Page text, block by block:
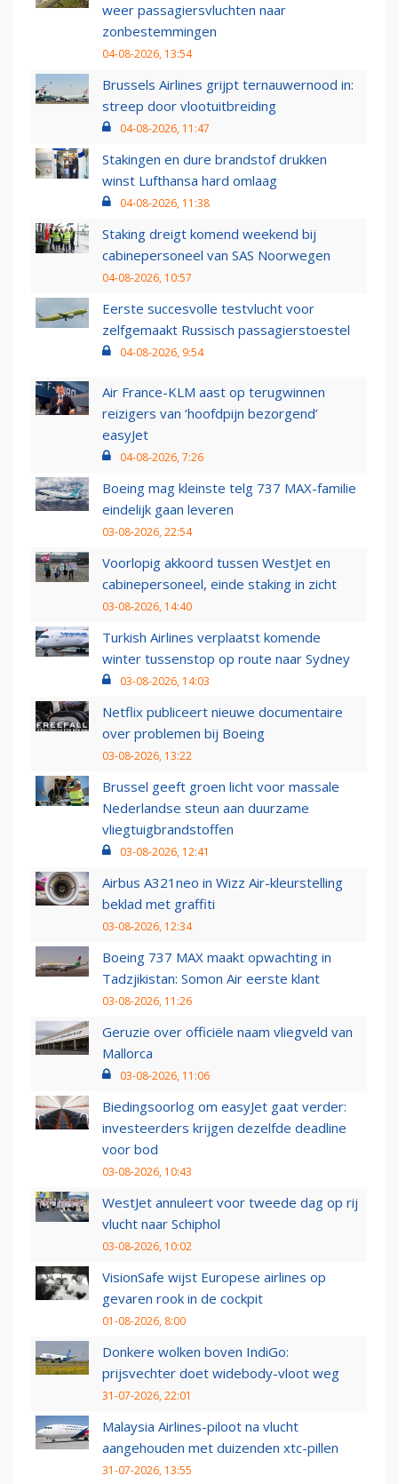
weer passagiersvluchten naar
zonbestemmingen
04-08-2026, 13:54
Brussels Airlines grijpt ternauwernood in:
streep door vlootuitbreiding
04-08-2026, 11:47
Stakingen en dure brandstof drukken
winst Lufthansa hard omlaag
04-08-2026, 11:38
Staking dreigt komend weekend bij
cabinepersoneel van SAS Noorwegen
04-08-2026, 10:57
Eerste succesvolle testvlucht voor
zelfgemaakt Russisch passagierstoestel
04-08-2026, 9:54
Air France-KLM aast op terugwinnen
reizigers van ‘hoofdpijn bezorgend’
easyJet
04-08-2026, 7:26
Boeing mag kleinste telg 737 MAX-familie
eindelijk gaan leveren
03-08-2026, 22:54
Voorlopig akkoord tussen WestJet en
cabinepersoneel, einde staking in zicht
03-08-2026, 14:40
Turkish Airlines verplaatst komende
winter tussenstop op route naar Sydney
03-08-2026, 14:03
Netflix publiceert nieuwe documentaire
over problemen bij Boeing
03-08-2026, 13:22
Brussel geeft groen licht voor massale
Nederlandse steun aan duurzame
vliegtuigbrandstoffen
03-08-2026, 12:41
Airbus A321neo in Wizz Air-kleurstelling
beklad met graffiti
03-08-2026, 12:34
Boeing 737 MAX maakt opwachting in
Tadzjikistan: Somon Air eerste klant
03-08-2026, 11:26
Geruzie over officiële naam vliegveld van
Mallorca
03-08-2026, 11:06
Biedingsoorlog om easyJet gaat verder:
investeerders krijgen dezelfde deadline
voor bod
03-08-2026, 10:43
WestJet annuleert voor tweede dag op rij
vlucht naar Schiphol
03-08-2026, 10:02
VisionSafe wijst Europese airlines op
gevaren rook in de cockpit
01-08-2026, 8:00
Donkere wolken boven IndiGo:
prijsvechter doet widebody-vloot weg
31-07-2026, 22:01
Malaysia Airlines-piloot na vlucht
aangehouden met duizenden xtc-pillen
31-07-2026, 13:55